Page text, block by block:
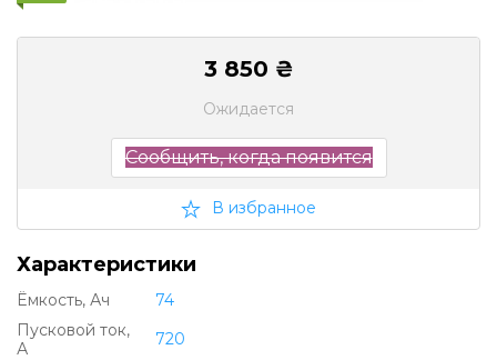
3 850 ₴
Ожидается
Сообщить, когда появится
В избранное
Характеристики
Ëмкость, Ач
74
Пусковой ток,
А
720